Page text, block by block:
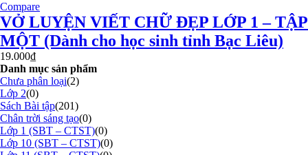
Compare
VỞ LUYỆN VIẾT CHỮ ĐẸP LỚP 1 – TẬP
MỘT (Dành cho học sinh tỉnh Bạc Liêu)
19.000₫
Danh mục sản phẩm
Chưa phân loại(2)
Lớp 2(0)
Sách Bài tập(201)
Chân trời sáng tạo(0)
Lớp 1 (SBT – CTST)(0)
Lớp 10 (SBT – CTST)(0)